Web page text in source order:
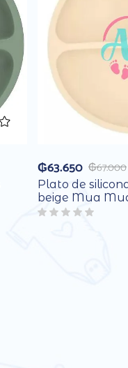
₲67.000
₲63.650
Plato de
beige Mua